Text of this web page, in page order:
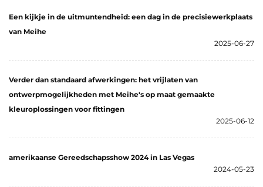
Een kijkje in de uitmuntendheid: een dag in de precisiewerkplaats
van Meihe
2025-06-27
Verder dan standaard afwerkingen: het vrijlaten van
ontwerpmogelijkheden met Meihe's op maat gemaakte
kleuroplossingen voor fittingen
2025-06-12
amerikaanse Gereedschapsshow 2024 in Las Vegas
2024-05-23